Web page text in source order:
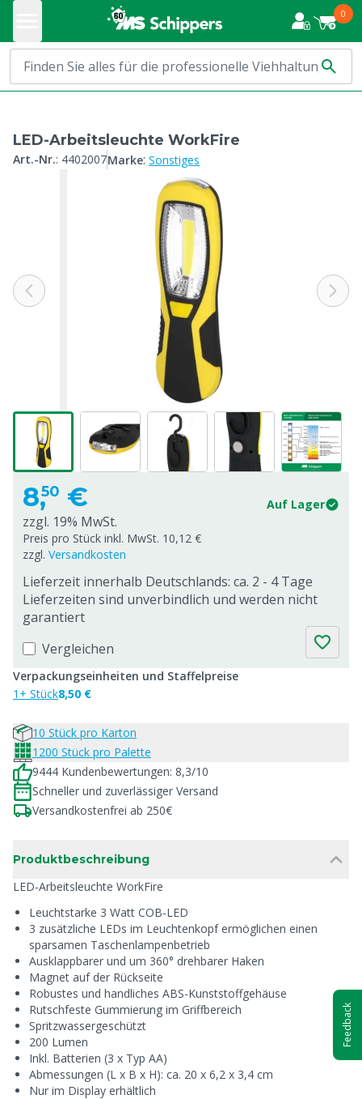
0
LED-Arbeitsleuchte WorkFire
Art.-Nr.: 4402007Marke: Sonstiges
8,50 € Auf Lager
zzgl. 19% MwSt.
Preis pro Stück inkl. MwSt. 10,12 €
zzgl. Versandkosten
Lieferzeit innerhalb Deutschlands: ca. 2 - 4 Tage
Lieferzeiten sind unverbindlich und werden nicht
garantiert
Vergleichen
Verpackungseinheiten und Staffelpreise
1+ Stück8,50 €
10 Stück pro Karton
1200 Stück pro Palette
9444 Kundenbewertungen: 8,3/10
Schneller und zuverlässiger Versand
Versandkostenfrei ab 250€
Produktbeschreibung
LED-Arbeitsleuchte WorkFire
Leuchtstarke 3 Watt COB-LED
3 zusätzliche LEDs im Leuchtenkopf ermöglichen einen
sparsamen Taschenlampenbetrieb
Ausklappbarer und um 360° drehbarer Haken
Magnet auf der Rückseite
Robustes und handliches ABS-Kunststoffgehäuse
Rutschfeste Gummierung im Griffbereich
Spritzwassergeschützt
200 Lumen
Inkl. Batterien (3 x Typ AA)
Abmessungen (L x B x H): ca. 20 x 6,2 x 3,4 cm
Nur im Display erhältlich
Feedback